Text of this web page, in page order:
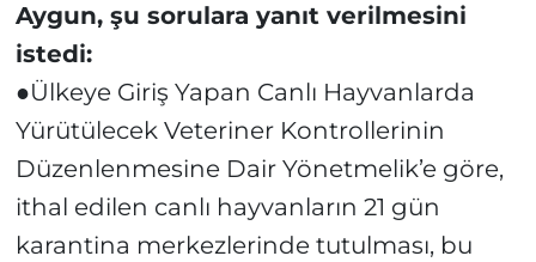
Aygun, şu sorulara yanıt verilmesini
istedi:
●Ülkeye Giriş Yapan Canlı Hayvanlarda
Yürütülecek Veteriner Kontrollerinin
Düzenlenmesine Dair Yönetmelik’e göre,
ithal edilen canlı hayvanların 21 gün
karantina merkezlerinde tutulması, bu